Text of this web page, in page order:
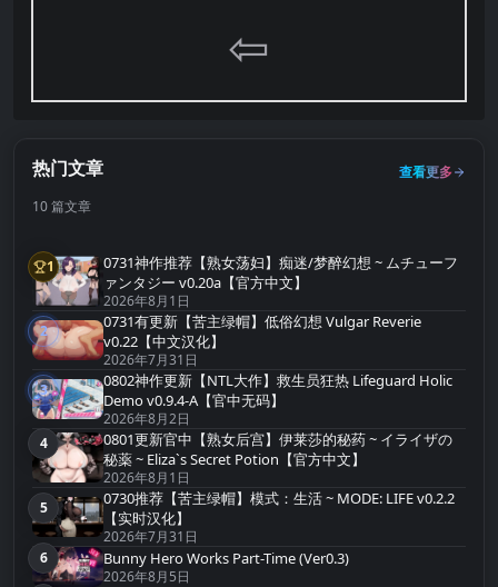
⇦
热门文章
查看更多
10 篇文章
第1名
1
0731神作推荐【熟女荡妇】痴迷/梦醉幻想 ~ ムチューフ
ァンタジー v0.20a【官方中文】
2026年8月1日
第2名
2
0731有更新【苦主绿帽】低俗幻想 Vulgar Reverie
v0.22【中文汉化】
2026年7月31日
第3名
3
0802神作更新【NTL大作】救生员狂热 Lifeguard Holic
Demo v0.9.4-A【官中无码】
2026年8月2日
第4名
4
0801更新官中【熟女后宫】伊莱莎的秘药 ~ イライザの
秘薬 ~ Eliza`s Secret Potion【官方中文】
2026年8月1日
第5名
5
0730推荐【苦主绿帽】模式：生活 ~ MODE: LIFE v0.2.2
【实时汉化】
2026年7月31日
第6名
6 Bunny Hero Works Part-Time (Ver0.3)
2026年8月5日